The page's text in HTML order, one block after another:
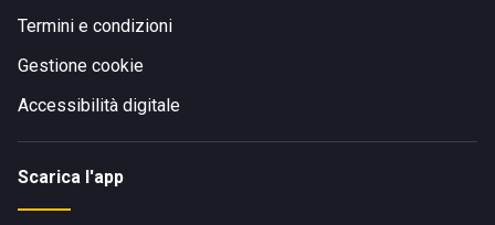
Termini e condizioni
Gestione cookie
Accessibilità digitale
Scarica l'app